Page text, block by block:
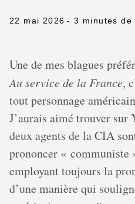
22 mai 2026 - 3 minutes de
Une de mes blagues
Au service de la France,
tout personnage
J’aurais aimé trouver sur
deux agents de la CIA
prononcer « communiste
employant toujours la
d’une manière qui